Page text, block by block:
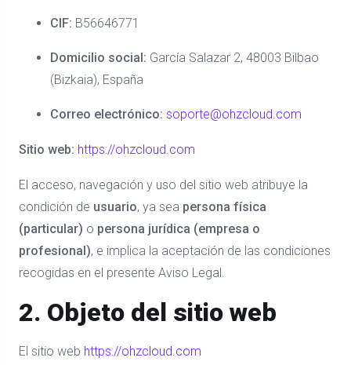
CIF: B56646771
Domicilio social: García Salazar 2, 48003 Bilbao
(Bizkaia), España
Correo electrónico: soporte@ohzcloud.com
Sitio web: https://ohzcloud.com
El acceso, navegación y uso del sitio web atribuye la
condición de usuario, ya sea persona física
(particular) o persona jurídica (empresa o
profesional), e implica la aceptación de las condiciones
recogidas en el presente Aviso Legal.
2. Objeto del sitio web
El sitio web https://ohzcloud.com